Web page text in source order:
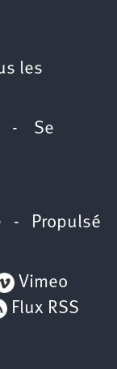
les
- Se
- Propulsé
Vimeo
Flux RSS